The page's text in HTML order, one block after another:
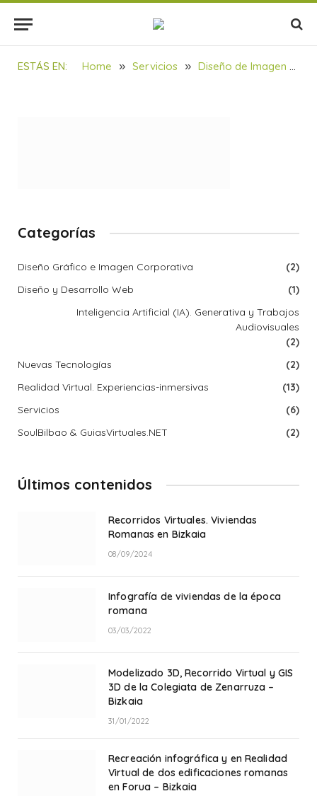
ESTÁS EN: Home » Servicios » Diseño de Imagen Corporativa Kimiker Group
PROYECTOS – Kimiker logo
BY SOULBILBAO 19/02/2022 1 MIN READ
Categorías
Diseño Gráfico e Imagen Corporativa
(2)
Diseño y Desarrollo Web
(1)
Inteligencia Artificial (IA). Generativa y Trabajos
Audiovisuales
(2)
Nuevas Tecnologías
(2)
Realidad Virtual. Experiencias-inmersivas
(13)
Servicios
(6)
SoulBilbao & GuiasVirtuales.NET
(2)
Últimos contenidos
Recorridos Virtuales. Viviendas
Romanas en Bizkaia
08/09/2024
Infografía de viviendas de la época
romana
03/03/2022
Modelizado 3D, Recorrido Virtual y GIS
3D de la Colegiata de Zenarruza –
Bizkaia
31/01/2022
Recreación infográfica y en Realidad
Virtual de dos edificaciones romanas
en Forua – Bizkaia